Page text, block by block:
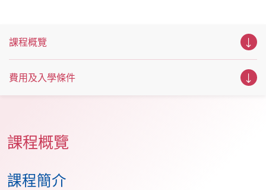
課程概覽
費用及入學條件
課程概覽
課程簡介